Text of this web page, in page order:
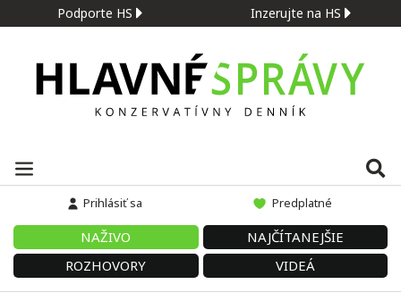
Podporte HS Inzerujte na HS
Prihlásiť sa Predplatné
NAŽIVO
NAJČÍTANEJŠIE
ROZHOVORY
VIDEÁ